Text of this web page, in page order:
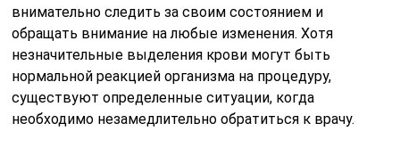
внимательно следить за своим состоянием и
обращать внимание на любые изменения. Хотя
незначительные выделения крови могут быть
нормальной реакцией организма на процедуру,
существуют определенные ситуации, когда
необходимо незамедлительно обратиться к врачу.